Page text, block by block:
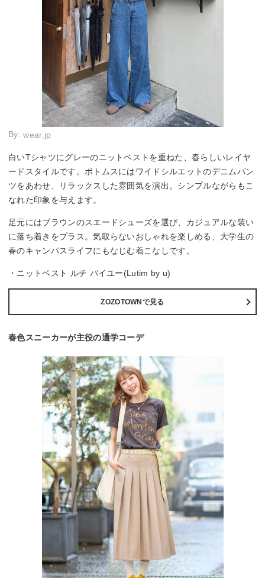
By:wear.jp
白いTシャツにグレーのニットベストを重ねた、春らしいレイヤ
ードスタイルです。ボトムスにはワイドシルエットのデニムパン
ツをあわせ、リラックスした雰囲気を演出。シンプルながらもこ
なれた印象を与えます。
足元にはブラウンのスエードシューズを選び、カジュアルな装い
に落ち着きをプラス。気取らないおしゃれを楽しめる、大学生の
春のキャンパスライフにもなじむ着こなしです。
・ニットベスト ルチ バイユー(Lutim by u)
ZOZOTOWNで見る
春色スニーカーが主役の通学コーデ